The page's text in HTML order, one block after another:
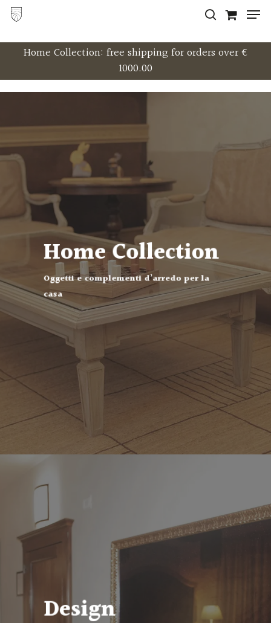
Skip
Home Collection: free shipping for orders over €
1000.00
Home Collection
Oggetti e complementi d’arredo per la
casa
Design